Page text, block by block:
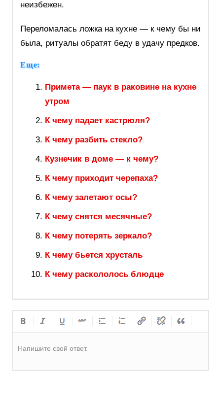
неизбежен.
Переломалась ложка на кухне — к чему бы ни
была, ритуалы обратят беду в удачу предков.
Еще:
Примета — паук в раковине на кухне
утром
К чему падает кастрюля?
К чему разбить стекло?
Кузнечик в доме — к чему?
К чему приходит черепаха?
К чему залетают осы?
К чему снятся месячные?
К чему потерять зеркало?
К чему бьется хрусталь
К чему раскололось блюдце
Напишите свой ответ.